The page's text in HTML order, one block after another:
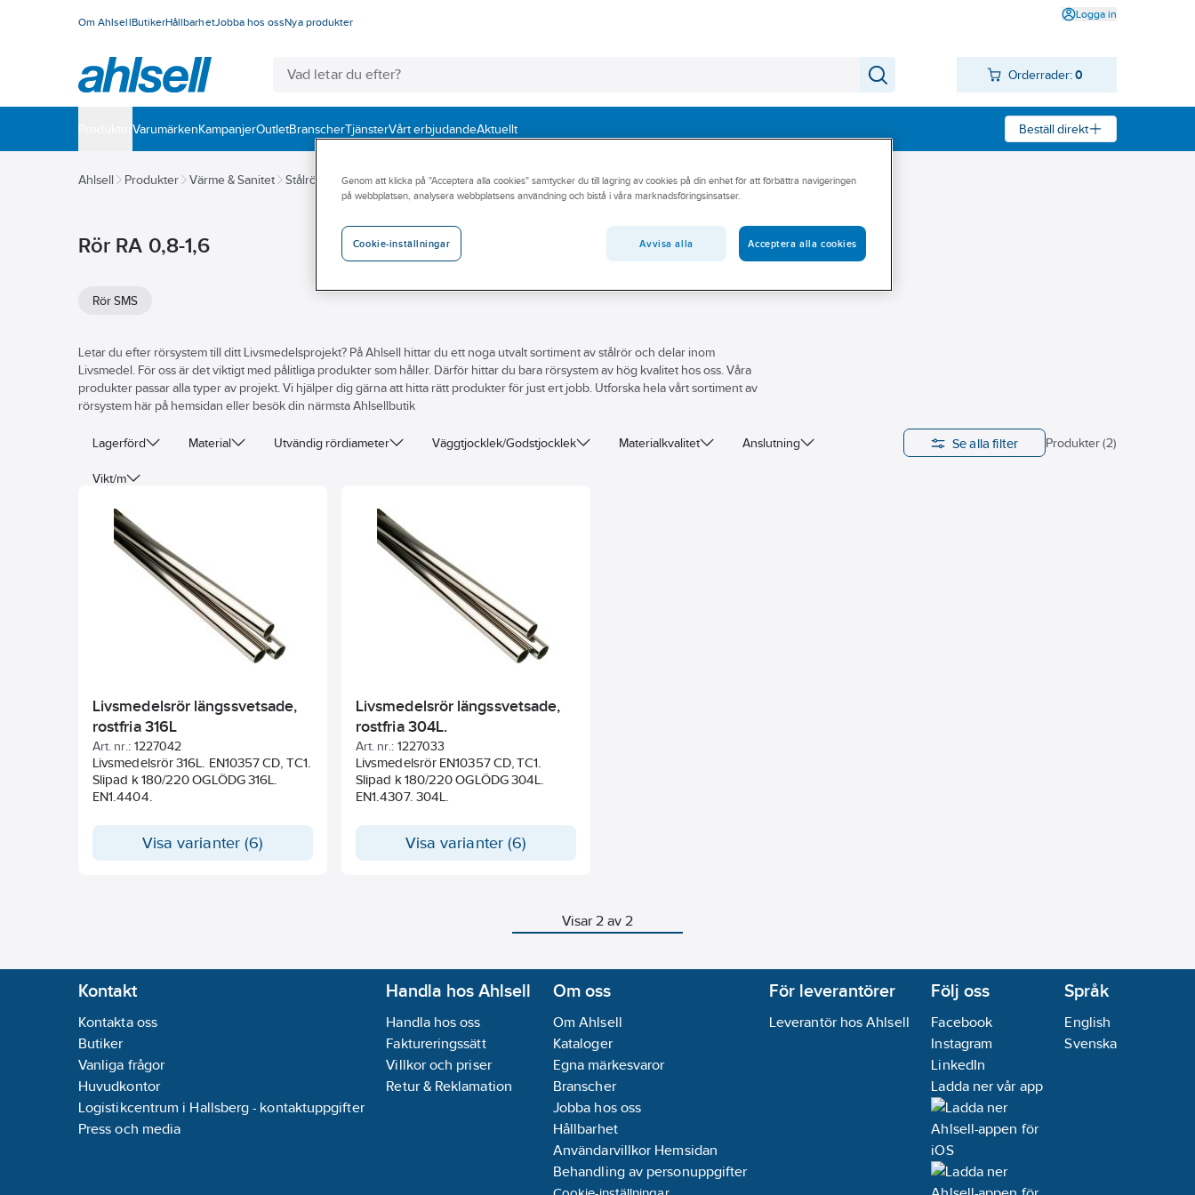
Om AhlsellButikerHållbarhetJobba hos ossNya produkter
Logga in
Orderrader: 0
VarumärkenKampanjerOutletBranscherTjänsterVårt erbjudandeAktuellt Beställ direkt
Ahlsell Produkter Värme & Sanitet Stålrör och delar Rörsystem för Livsmedel / Aseptik Livsmedelsrör Rör RA 0,8-1,6
Rör RA 0,8-1,6
Rör SMS
Letar du efter rörsystem till ditt Livsmedelsprojekt? På Ahlsell hittar du ett noga utvalt sortiment av stålrör och delar inom
Livsmedel. För oss är det viktigt med pålitliga produkter som håller. Därför hittar du bara rörsystem av hög kvalitet hos oss. Våra
produkter passar alla typer av projekt. Vi hjälper dig gärna att hitta rätt produkter för just ert jobb. Utforska hela vårt sortiment av
rörsystem här på hemsidan eller besök din närmsta Ahlsellbutik
Lagerförd Material Utvändig rördiameter Väggtjocklek/Godstjocklek Materialkvalitet Anslutning
Vikt/m
Se alla filter Produkter (2)
Livsmedelsrör längssvetsade,
rostfria 316L
Art. nr.: 1227042
Livsmedelsrör 316L. EN10357 CD, TC1.
Slipad k 180/220 OGLÖDG 316L.
EN1.4404.
Visa varianter (6)
Livsmedelsrör längssvetsade,
rostfria 304L.
Art. nr.: 1227033
Livsmedelsrör EN10357 CD, TC1.
Slipad k 180/220 OGLÖDG 304L.
EN1.4307. 304L.
Visa varianter (6)
Visar 2 av 2
Kontakt
Kontakta oss
Butiker
Vanliga frågor
Huvudkontor
Logistikcentrum i Hallsberg - kontaktuppgifter
Press och media
Handla hos Ahlsell
Handla hos oss
Faktureringssätt
Villkor och priser
Retur & Reklamation
Om oss
Om Ahlsell
Kataloger
Egna märkesvaror
Branscher
Jobba hos oss
Hållbarhet
Användarvillkor Hemsidan
Behandling av personuppgifter
För leverantörer
Leverantör hos Ahlsell
Följ oss
Facebook
Instagram
LinkedIn
Ladda ner vår app
Språk
English
Svenska
Genom att klicka på "Acceptera alla cookies" samtycker du till lagring av cookies på din enhet för att förbättra navigeringen
på webbplatsen, analysera webbplatsens användning och bistå i våra marknadsföringsinsatser.
Cookie-inställningar Avvisa alla Acceptera alla cookies